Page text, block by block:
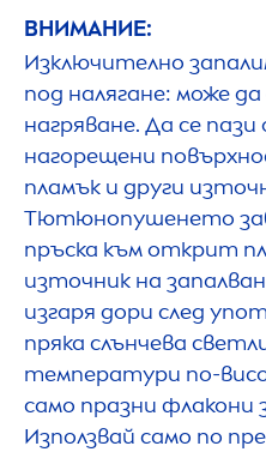
ВНИМАНИЕ:
Изключително
под налягане: може
нагряване. Да се
нагорещени
пламък и други
Тютюнопушенето
пръска към открит
източник на
изгаря дори след
пряка слънчева
температури по-
само празни флакони
Използвай само по